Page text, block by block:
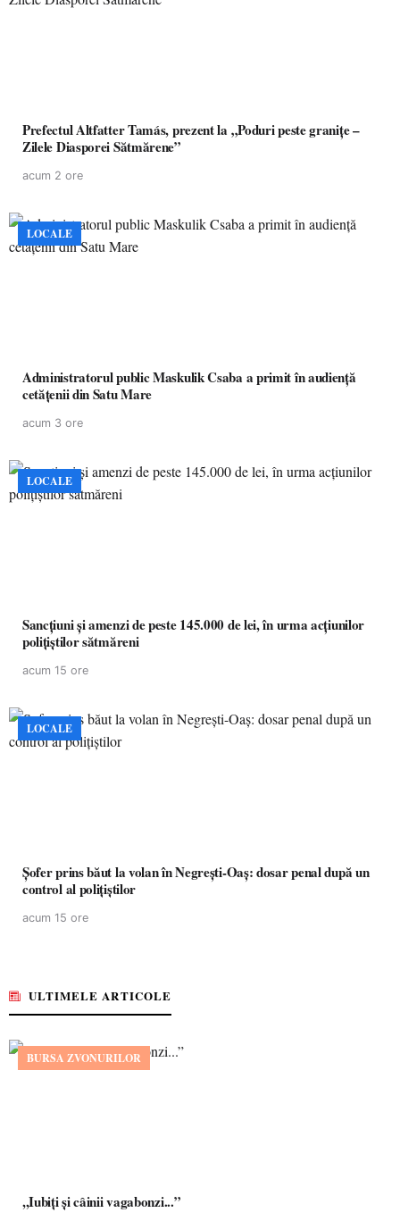
Prefectul Altfatter Tamás, prezent la „Poduri peste granițe –
Zilele Diasporei Sătmărene”
acum 2 ore
LOCALE
Administratorul public Maskulik Csaba a primit în audiență
cetățenii din Satu Mare
acum 3 ore
LOCALE
Sancțiuni și amenzi de peste 145.000 de lei, în urma acțiunilor
polițiștilor sătmăreni
acum 15 ore
LOCALE
Șofer prins băut la volan în Negrești-Oaș: dosar penal după un
control al polițiștilor
acum 15 ore
ULTIMELE ARTICOLE
BURSA ZVONURILOR
,,Iubiți și câinii vagabonzi...”